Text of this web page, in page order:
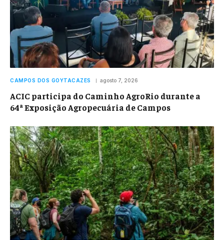
CAMPOS DOS GOYTACAZES agosto 7, 2026
ACIC participa do Caminho AgroRio durante a
64ª Exposição Agropecuária de Campos